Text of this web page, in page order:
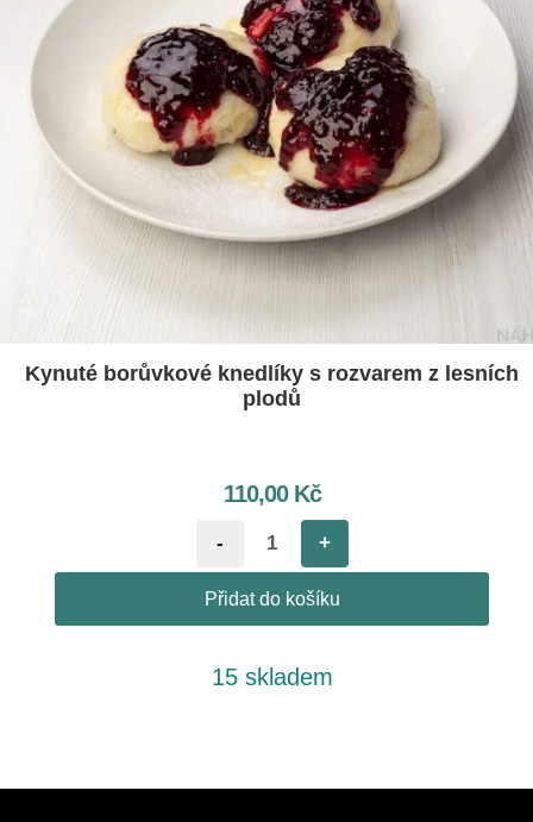
Kynuté borůvkové knedlíky s rozvarem z lesních
plodů
110,00 Kč
- +
Přidat do košíku
15 skladem